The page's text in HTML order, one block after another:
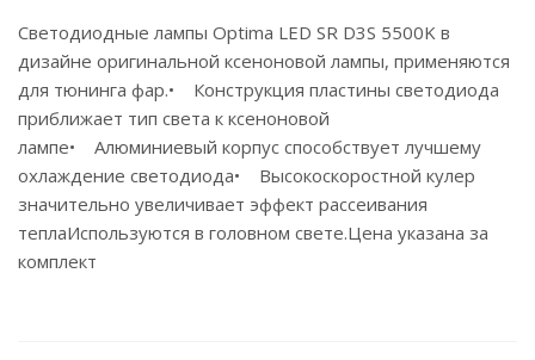
Светодиодные лампы Optima LED SR D3S 5500K в
дизайне оригинальной ксеноновой лампы, применяются
для тюнинга фар.• Конструкция пластины светодиода
приближает тип света к ксеноновой
лампе• Алюминиевый корпус способствует лучшему
охлаждение светодиода• Высокоскоростной кулер
значительно увеличивает эффект рассеивания
теплаИспользуются в головном свете.Цена указана за
комплект